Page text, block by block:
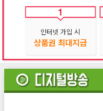
인터넷 가입 시
상품권 최대지급